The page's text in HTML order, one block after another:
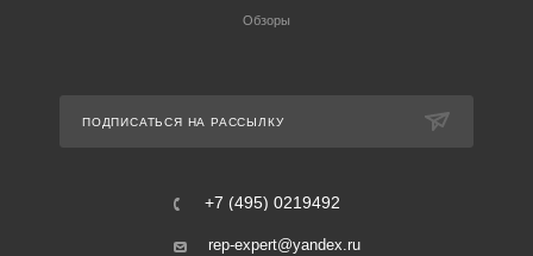
Обзоры
ПОДПИСАТЬСЯ НА РАССЫЛКУ
+7 (495) 0219492
rep-expert@yandex.ru